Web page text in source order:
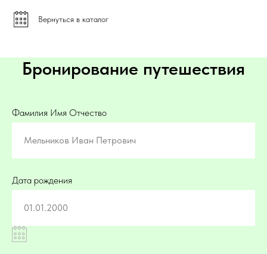
Вернуться в каталог
Бронирование путешествия
Фамилия Имя Отчество
Мельников Иван Петрович
Дата рождения
01.01.2000